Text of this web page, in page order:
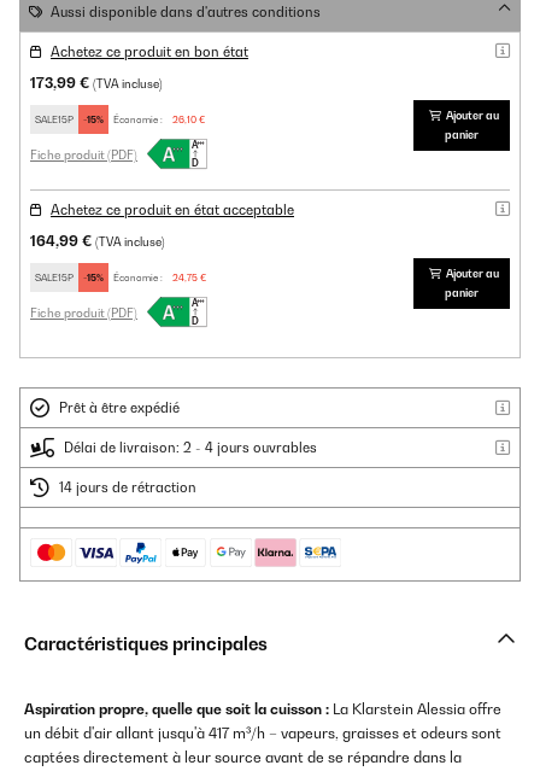
Aussi disponible dans d'autres conditions
Achetez ce produit en bon état
173,99 € (TVA incluse)
SALE15P -15% Économie : 26,10 €
Fiche produit (PDF)
Ajouter au
panier
Achetez ce produit en état acceptable
164,99 € (TVA incluse)
SALE15P -15% Économie : 24,75 €
Fiche produit (PDF)
Ajouter au
panier
Prêt à être expédié
Délai de livraison: 2 - 4 jours ouvrables
14 jours de rétraction
Caractéristiques principales
Aspiration propre, quelle que soit la cuisson : La Klarstein Alessia offre
un débit d'air allant jusqu'à 417 m³/h – vapeurs, graisses et odeurs sont
captées directement à leur source avant de se répandre dans la